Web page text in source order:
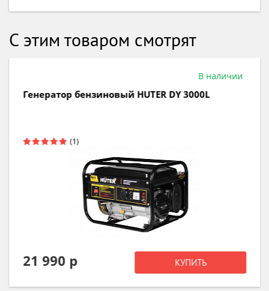
С этим товаром смотрят
В наличии
Генератор бензиновый HUTER DY 3000L
21 990 р КУПИТЬ